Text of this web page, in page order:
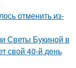
отменить из-
Светы Букиной в
свой 40-й день